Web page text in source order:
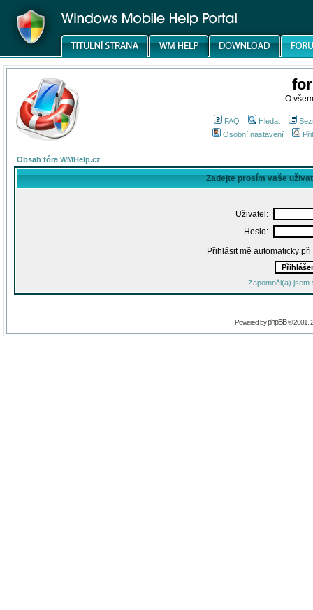
O
FAQ Hledat
Osobní nastavení
Obsah fóra WMHelp.cz
Zadejte prosím vaše
Uživatel:
Heslo:
Přihlásit mě automaticky
Zapomněl(a) jsem
Powered byphpBB© 2001,